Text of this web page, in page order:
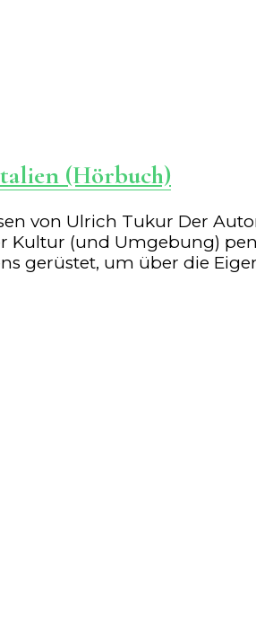
(Hörbuch)
von Ulrich Tukur Der
Kultur (und Umgebung)
gerüstet, um über die